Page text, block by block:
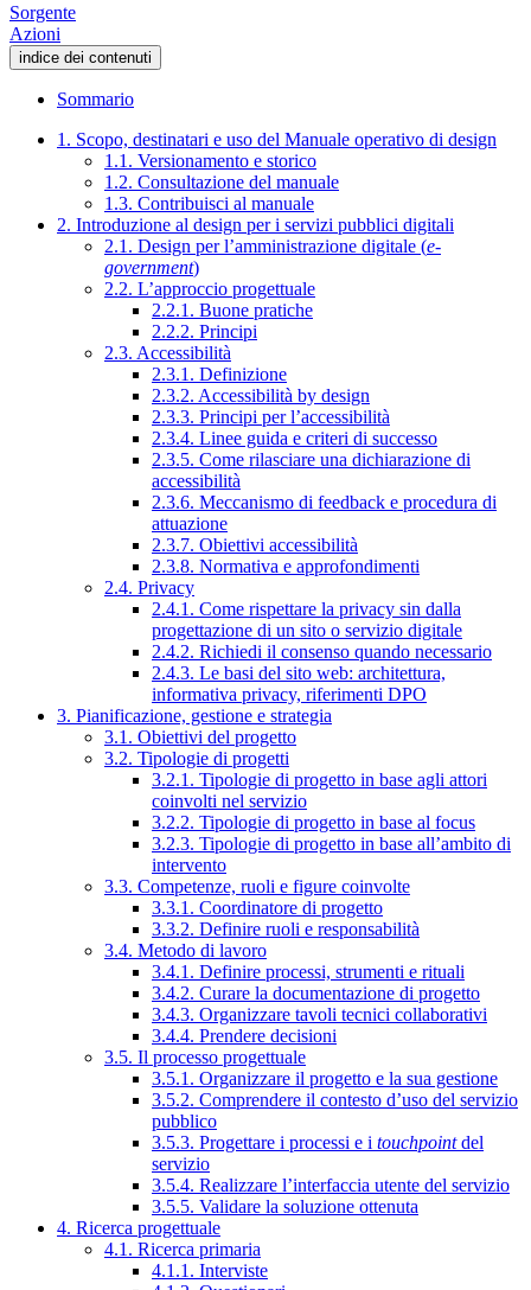
Sorgente
Azioni
indice dei contenuti
Sommario
1. Scopo, destinatari e uso del Manuale operativo di design
1.1. Versionamento e storico
1.2. Consultazione del manuale
1.3. Contribuisci al manuale
2. Introduzione al design per i servizi pubblici digitali
2.1. Design per l’amministrazione digitale (e-
government)
2.2. L’approccio progettuale
2.2.1. Buone pratiche
2.2.2. Principi
2.3. Accessibilità
2.3.1. Definizione
2.3.2. Accessibilità by design
2.3.3. Principi per l’accessibilità
2.3.4. Linee guida e criteri di successo
2.3.5. Come rilasciare una dichiarazione di
accessibilità
2.3.6. Meccanismo di feedback e procedura di
attuazione
2.3.7. Obiettivi accessibilità
2.3.8. Normativa e approfondimenti
2.4. Privacy
2.4.1. Come rispettare la privacy sin dalla
progettazione di un sito o servizio digitale
2.4.2. Richiedi il consenso quando necessario
2.4.3. Le basi del sito web: architettura,
informativa privacy, riferimenti DPO
3. Pianificazione, gestione e strategia
3.1. Obiettivi del progetto
3.2. Tipologie di progetti
3.2.1. Tipologie di progetto in base agli attori
coinvolti nel servizio
3.2.2. Tipologie di progetto in base al focus
3.2.3. Tipologie di progetto in base all’ambito di
intervento
3.3. Competenze, ruoli e figure coinvolte
3.3.1. Coordinatore di progetto
3.3.2. Definire ruoli e responsabilità
3.4. Metodo di lavoro
3.4.1. Definire processi, strumenti e rituali
3.4.2. Curare la documentazione di progetto
3.4.3. Organizzare tavoli tecnici collaborativi
3.4.4. Prendere decisioni
3.5. Il processo progettuale
3.5.1. Organizzare il progetto e la sua gestione
3.5.2. Comprendere il contesto d’uso del servizio
pubblico
3.5.3. Progettare i processi e i touchpointdel
servizio
3.5.4. Realizzare l’interfaccia utente del servizio
3.5.5. Validare la soluzione ottenuta
4. Ricerca progettuale
4.1. Ricerca primaria
4.1.1. Interviste